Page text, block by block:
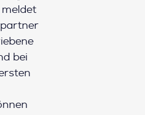
meldet
bei